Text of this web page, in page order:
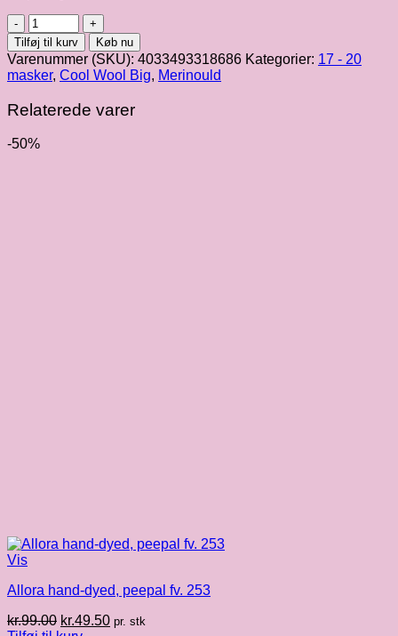
Cool
Wool
Big,
mosgrøn
fv.
1004
antal
Tilføj til kurv Køb nu
Varenummer (SKU): 4033493318686 Kategorier: 17 - 20
masker, Cool Wool Big, Merinould
Relaterede varer
-50%
Vis
Allora hand-dyed, peepal fv. 253
kr.99.00 Den
kr.49.50Den
pr. stk